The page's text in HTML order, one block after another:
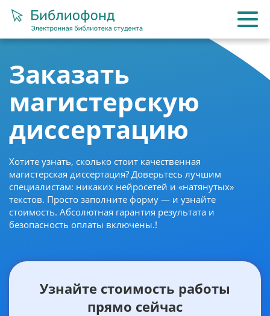
Заказать
магистерскую
диссертацию
Хотите узнать, сколько стоит качественная
магистерская диссертация? Доверьтесь лучшим
специалистам: никаких нейросетей и «натянутых»
текстов. Просто заполните форму — и узнайте
стоимость. Абсолютная гарантия результата и
безопасность оплаты включены.!
Узнайте стоимость работы
прямо сейчас